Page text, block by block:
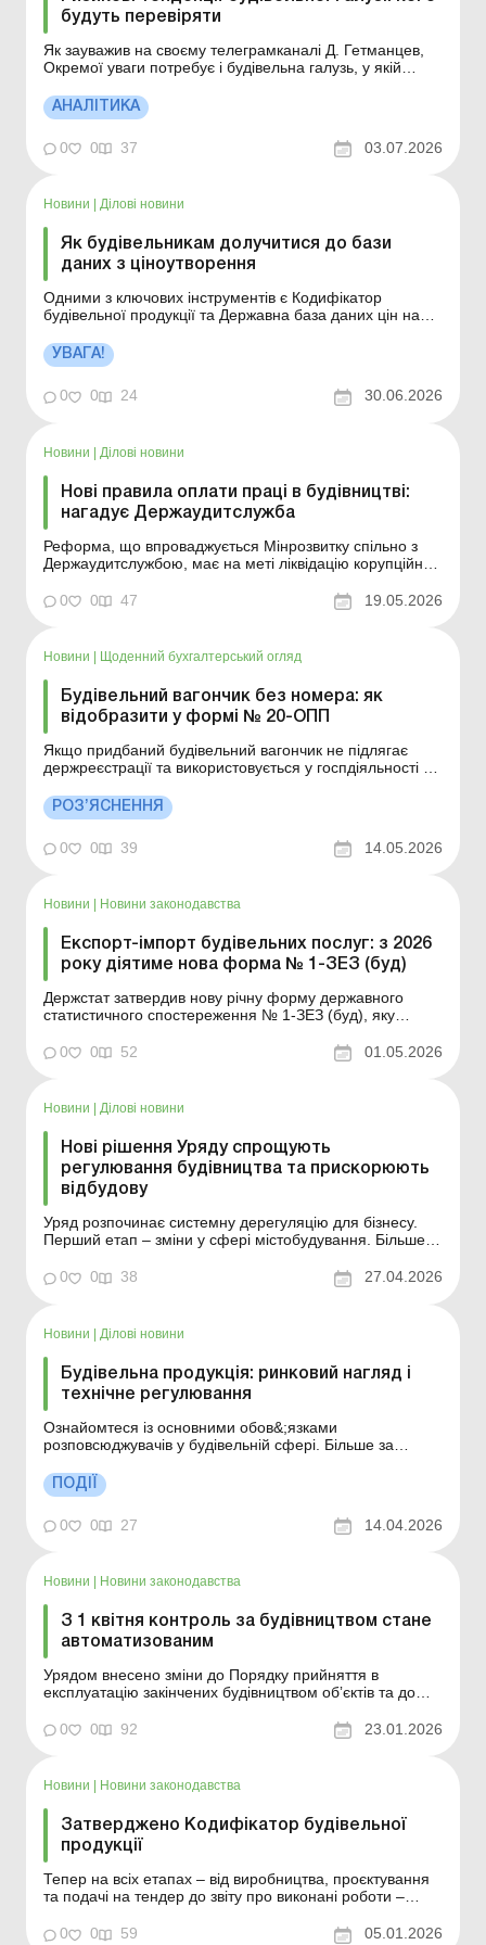
будуть перевіряти
Як зауважив на своєму телеграмканалі Д. Гетманцев,
Окремої уваги потребує і будівельна галузь, у якій
темою: Проблемные расходы: налоговые риски и
судебная практика Расходы по операциям с
рисковыми контрагентами: что говорит судебная
практи...
АНАЛІТИКА
0 0 37 03.07.2026
Новини Ділові новини
Як будівельникам долучитися до бази
даних з ціноутворення
Одними з ключових інструментів є Кодифікатор
будівельної продукції та Державна база даних цін на
єдині підходи до ідентифікації будівельних матеріалів,
формування актуальних цінових показників і підвищити
прозорість використання публічних коштів під ч...
УВАГА!
0 0 24 30.06.2026
Новини | Ділові новини
Нові правила оплати праці в будівництві:
нагадує Держаудитслужба
Реформа, що впроваджується Мінрозвитку спільно з
Держаудитслужбою, має на меті ліквідацію корупційних
бюджетних коштів у сфері будівництва. Зокрема, у
частині формування та виплат заробітних плат
0 0 47 19.05.2026
Новини | Щоденний бухгалтерський огляд
Будівельний вагончик без номера: як
відобразити у формі № 20-ОПП
Якщо придбаний будівельний вагончик не підлягає
держреєстрації та використовується у госпдіяльності по
може зазначатися адреса місцезнаходження платника
податків (офісу/складу тощо). Якщо придбаний
будівельний вагончик знаходиться, наприклад, н...
РОЗ’ЯСНЕННЯ
0 0 39 14.05.2026
Новини Новини законодавства
Експорт-імпорт будівельних послуг: з 2026
року діятиме нова форма № 1-ЗЕЗ (буд)
Держстат затвердив нову річну форму державного
статистичного спостереження № 1-ЗЕЗ (буд), яку
імпортні операції з будівельними послугами,
починаючи зі звіту за 2026 рік. Більше за темою:
0 0 52 01.05.2026
Новини Ділові новини
Нові рішення Уряду спрощують
регулювання будівництва та прискорюють
відбудову
Уряд розпочинає системну дерегуляцію для бізнесу.
Перший етап – зміни у сфері містобудування. Більше
офісу Будівництво господарським способом: які
документи потрібно оформити Уряд розпочинає
0 0 38 27.04.2026
Новини | Ділові новини
Будівельна продукція: ринковий нагляд і
технічне регулювання
Ознайомтеся із основними обов&;язками
розповсюджувачів у будівельній сфері. Більше за
офісу Будівництво господарським способом: які
документи потрібно оформити Під час розширеного
засідання Комітету КБУ Голова ДІАМ Олександр
Новицький та його зас...
ПОДІЇ
0 0 27 14.04.2026
Новини Новини законодавства
З 1 квітня контроль за будівництвом стане
автоматизованим
Урядом внесено зміни до Порядку прийняття в
експлуатацію закінчених будівництвом обʼєктів та до
системи у сфері будівництва. Більше за темою:
Укладаємо договір підряду на будівництво офісу
по...
0 0 92 23.01.2026
Новини Новини законодавства
Затверджено Кодифікатор будівельної
продукції
Тепер на всіх етапах – від виробництва, проєктування
та подачі на тендер до звіту про виконані роботи –
коди будівельної продукції. Це значно прискорить
0 0 59 05.01.2026